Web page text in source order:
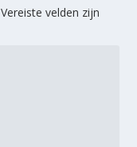
Vereiste velden zijn